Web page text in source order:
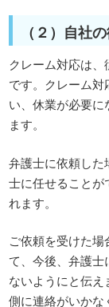
（２）自社
クレーム対応は
です。クレーム対
い、休業が必要
ます。
弁護士に依頼し
士に任せることが
れます。
ご依頼を受けた
て、今後、弁護士
ないようにと伝
側に連絡がいかな